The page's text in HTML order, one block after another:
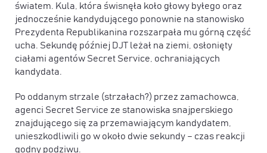
światem. Kula, która świsnęła koło głowy byłego oraz
jednocześnie kandydującego ponownie na stanowisko
Prezydenta Republikanina rozszarpała mu górną część
ucha. Sekundę później DJT leżał na ziemi, osłonięty
ciałami agentów Secret Service, ochraniających
kandydata.
Po oddanym strzale (strzałach?) przez zamachowca,
agenci Secret Service ze stanowiska snajperskiego
znajdującego się za przemawiającym kandydatem,
unieszkodliwili go w około dwie sekundy – czas reakcji
godny podziwu.